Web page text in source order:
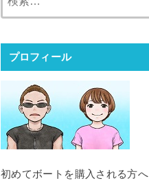
プロフィール
初めてボートを購入される方へ